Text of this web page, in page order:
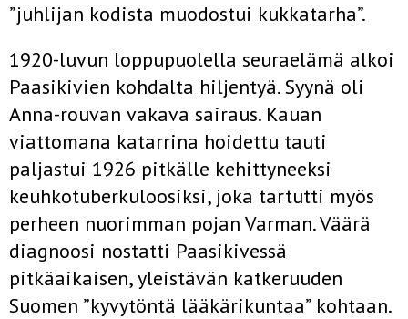
”juhlijan kodista muodostui kukkatarha”.
1920-luvun loppupuolella seuraelämä alkoi
Paasikivien kohdalta hiljentyä. Syynä oli
Anna-rouvan vakava sairaus. Kauan
viattomana katarrina hoidettu tauti
paljastui 1926 pitkälle kehittyneeksi
keuhkotuberkuloosiksi, joka tartutti myös
perheen nuorimman pojan Varman. Väärä
diagnoosi nostatti Paasikivessä
pitkäaikaisen, yleistävän katkeruuden
Suomen ”kyvytöntä lääkärikuntaa” kohtaan.